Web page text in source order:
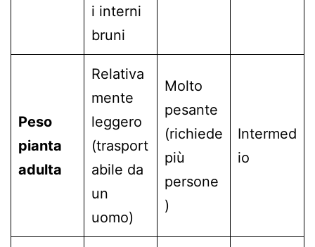
i interni
bruni
Peso
pianta
adulta
Relativa
mente
leggero
(trasport
abile da
un
uomo)
Molto
pesante
(richiede
più
persone
)
Intermed
io